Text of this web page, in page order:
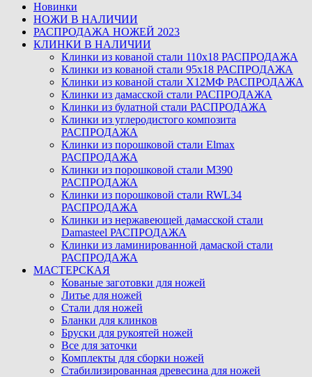
Новинки
НОЖИ В НАЛИЧИИ
РАСПРОДАЖА НОЖЕЙ 2023
КЛИНКИ В НАЛИЧИИ
Клинки из кованой стали 110х18 РАСПРОДАЖА
Клинки из кованой стали 95х18 РАСПРОДАЖА
Клинки из кованой стали Х12МФ РАСПРОДАЖА
Клинки из дамасской стали РАСПРОДАЖА
Клинки из булатной стали РАСПРОДАЖА
Клинки из углеродистого композита
РАСПРОДАЖА
Клинки из порошковой стали Elmax
РАСПРОДАЖА
Клинки из порошковой стали M390
РАСПРОДАЖА
Клинки из порошковой стали RWL34
РАСПРОДАЖА
Клинки из нержавеющей дамасской стали
Damasteel РАСПРОДАЖА
Клинки из ламинированной дамаской стали
РАСПРОДАЖА
МАСТЕРСКАЯ
Кованые заготовки для ножей
Литье для ножей
Стали для ножей
Бланки для клинков
Бруски для рукоятей ножей
Все для заточки
Комплекты для сборки ножей
Стабилизированная древесина для ножей